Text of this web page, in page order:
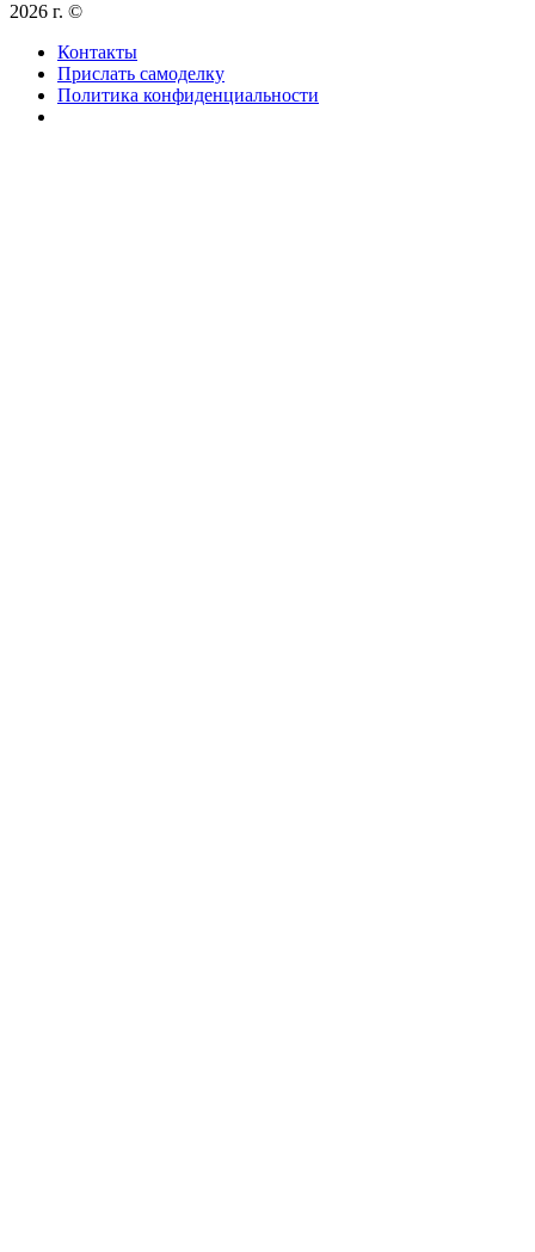
2026 г. ©
Контакты
Прислать самоделку
Политика конфиденциальности